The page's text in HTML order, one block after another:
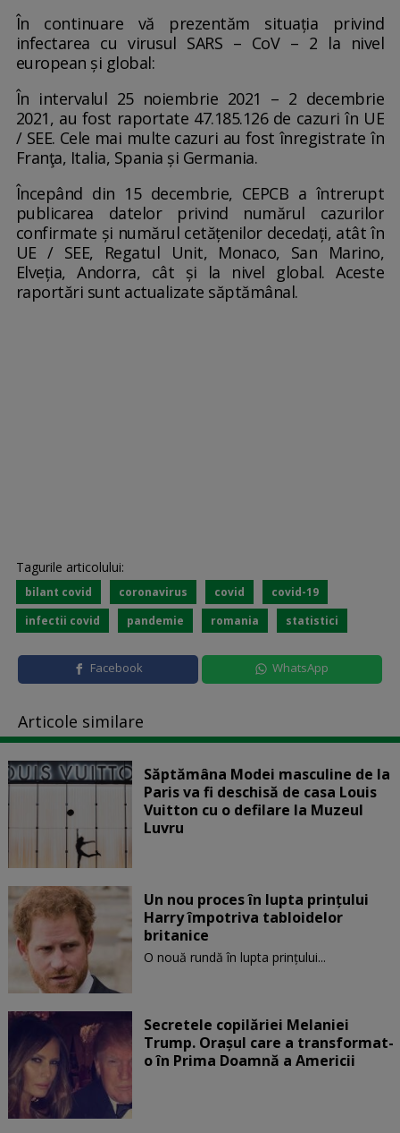
În continuare vă prezentăm situația privind
infectarea cu virusul SARS – CoV – 2 la nivel
european și global:
În intervalul 25 noiembrie 2021 – 2 decembrie
2021, au fost raportate 47.185.126 de cazuri în UE
/ SEE. Cele mai multe cazuri au fost înregistrate în
Franţa, Italia, Spania și Germania.
Începând din 15 decembrie, CEPCB a întrerupt
publicarea datelor privind numărul cazurilor
confirmate și numărul cetățenilor decedați, atât în
UE / SEE, Regatul Unit, Monaco, San Marino,
Elveția, Andorra, cât și la nivel global. Aceste
raportări sunt actualizate săptămânal.
Tagurile articolului:
bilant covid coronavirus covid
covid-19
infectii covid
pandemie romania statistici
Facebook WhatsApp
Articole similare
Săptămâna Modei masculine de la
Paris va fi deschisă de casa Louis
Vuitton cu o defilare la Muzeul
Luvru
Un nou proces în lupta prinţului
Harry împotriva tabloidelor
britanice
O nouă rundă în lupta prinţului...
Secretele copilăriei Melaniei
Trump. Orașul care a transformat-
o în Prima Doamnă a Americii